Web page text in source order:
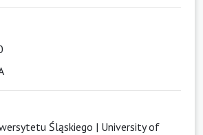
Śląskiego | University of